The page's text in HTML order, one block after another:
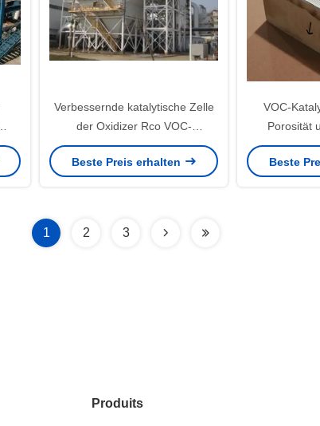
Verbessernde katalytische Zelle
der Oxidizer Rco VOC-
Katalysator-300 Zellen400
Beste Preis erhalten
VOC-
Porosität
langer
Beste
1 2 3
Produits